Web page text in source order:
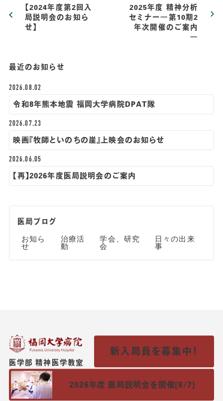
【2024年度第2回入
局説明会のお知ら
せ】
2025年度 精神分析
セミナー―第10期2
年次開催のご案内
―
最近のお知らせ
2026.08.02
令和8年熊本地震 福岡大学病院DPAT隊
2026.07.23
映画『牧師といのちの崖』上映会のお知らせ
2026.06.05
【再】2026年度医局説明会のご案内
医局ブログ
お知ら
せ
治療活
動
学会、研究
会
日々の出来
事
医学部 精神医学教室
新入局員を募集中！
2026年度 医局説明会を開催[8/7]